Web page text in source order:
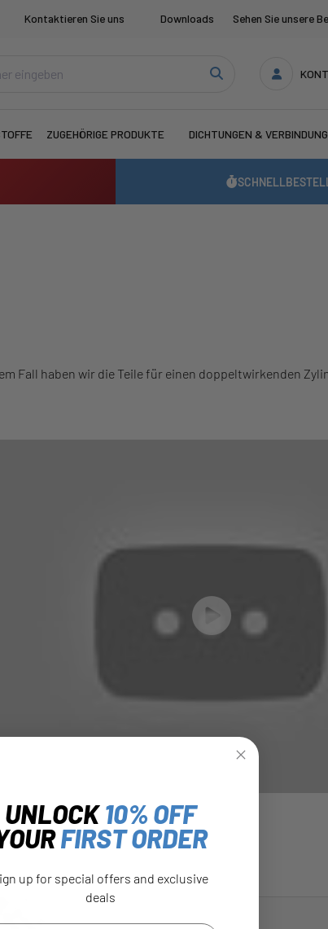
Kontaktieren Sie uns Downloads Sehen Sie unsere
ZUGEHÖRIGE PRODUKTE DICHTUNGEN &
Fall haben wir die Teile für einen doppeltwirkenden
UNLOCK10% OFF
FIRST ORDER
up for special offers and exclusive
deals